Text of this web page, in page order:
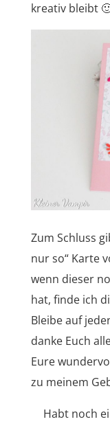
kreativ bleibt
Zum Schluss
nur so“ Karte
wenn dieser
hat, finde ich
Bleibe auf
danke Euch
Eure
zu meinem
Habt noch